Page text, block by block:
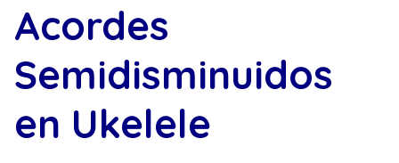
Acordes
Semidisminuidos
en Ukelele